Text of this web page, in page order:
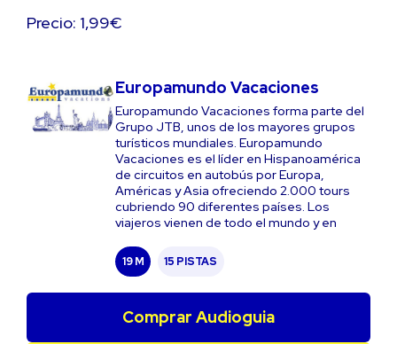
Precio: 1,99€
Europamundo Vacaciones
Europamundo Vacaciones forma parte del
Grupo JTB, unos de los mayores grupos
turísticos mundiales. Europamundo
Vacaciones es el líder en Hispanoamérica
de circuitos en autobús por Europa,
Américas y Asia ofreciendo 2.000 tours
cubriendo 90 diferentes países. Los
viajeros vienen de todo el mundo y en
19 M 15 PISTAS
Comprar Audioguia